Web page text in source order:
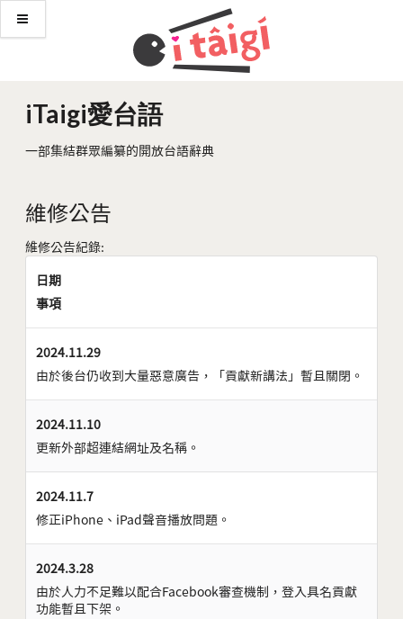
iTaigi愛台語
一部集結群眾編纂的開放台語辭典
維修公告
維修公告紀錄:
日期
事項
2024.11.29
由於後台仍收到大量惡意廣告，「貢獻新講法」暫且關閉。
2024.11.10
更新外部超連結網址及名稱。
2024.11.7
修正iPhone、iPad聲音播放問題。
2024.3.28
由於人力不足難以配合Facebook審查機制，登入具名貢獻
功能暫且下架。